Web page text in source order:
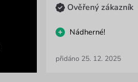
Ověřený zákazník
Nádherné!
přidáno 25. 12. 2025